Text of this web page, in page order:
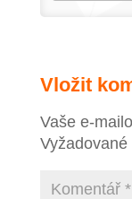
Vložit
Vaše e-